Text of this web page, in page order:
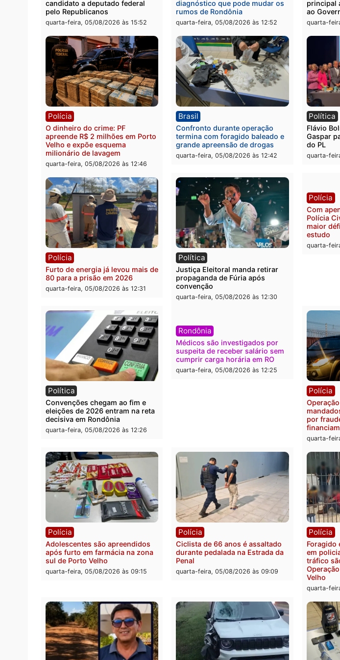
Política
Jônatas França é aprovado na
convenção e confirmado
candidato a deputado federal
pelo Republicanos
quarta-feira, 05/08/2026 às 15:52
Brasil
TCE reúne candidatos ao
Governo e apresenta
diagnóstico que pode mudar os
rumos de Rondônia
quarta-feira, 05/08/2026 às 12:52
Polícia
O dinheiro do crime: PF
apreende R$ 2 milhões em Porto
Velho e expõe esquema
milionário de lavagem
Brasil
Confronto durante operação
termina com foragido baleado e
grande apreensão de drogas
quarta-feira, 05/08/2026 às 12:42
Polícia
Furto de energia já levou mais de
80 para a prisão em 2026
Justiça Eleitoral manda retirar
quarta-feira, 05/08/2026 às 12:30
Política
Convenções chegam ao fim e
quarta-feira, 05/08/2026 às 12:26
Rondônia
Médicos são investigados por
suspeita de receber salário sem
cumprir carga horária em RO
quarta-feira, 05/08/2026 às 12:25